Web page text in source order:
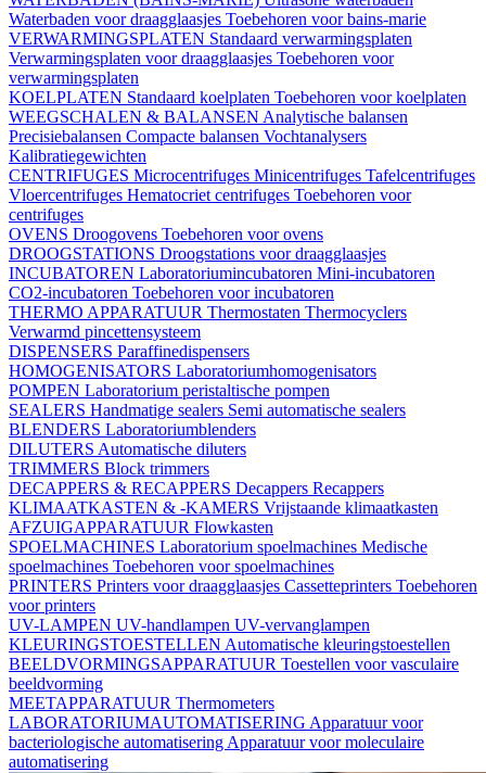
Waterbaden voor draagglaasjes Toebehoren voor bains-marie
VERWARMINGSPLATEN Standaard verwarmingsplaten
Verwarmingsplaten voor draagglaasjes Toebehoren voor
verwarmingsplaten
KOELPLATEN Standaard koelplaten Toebehoren voor koelplaten
WEEGSCHALEN & BALANSEN Analytische balansen
Precisiebalansen Compacte balansen Vochtanalysers
Kalibratiegewichten
CENTRIFUGES Microcentrifuges Minicentrifuges Tafelcentrifuges
Vloercentrifuges Hematocriet centrifuges Toebehoren voor
centrifuges
OVENS Droogovens Toebehoren voor ovens
DROOGSTATIONS Droogstations voor draagglaasjes
INCUBATOREN Laboratoriumincubatoren Mini-incubatoren
CO2-incubatoren Toebehoren voor incubatoren
THERMO APPARATUUR Thermostaten Thermocyclers
Verwarmd pincettensysteem
DISPENSERS Paraffinedispensers
HOMOGENISATORS Laboratoriumhomogenisators
POMPEN Laboratorium peristaltische pompen
SEALERS Handmatige sealers Semi automatische sealers
BLENDERS Laboratoriumblenders
DILUTERS Automatische diluters
TRIMMERS Block trimmers
DECAPPERS & RECAPPERS Decappers Recappers
KLIMAATKASTEN & -KAMERS Vrijstaande klimaatkasten
AFZUIGAPPARATUUR Flowkasten
SPOELMACHINES Laboratorium spoelmachines Medische
spoelmachines Toebehoren voor spoelmachines
PRINTERS Printers voor draagglaasjes Cassetteprinters Toebehoren
voor printers
UV-LAMPEN UV-handlampen UV-vervanglampen
KLEURINGSTOESTELLEN Automatische kleuringstoestellen
BEELDVORMINGSAPPARATUUR Toestellen voor vasculaire
beeldvorming
MEETAPPARATUUR Thermometers
LABORATORIUMAUTOMATISERING Apparatuur voor
bacteriologische automatisering Apparatuur voor moleculaire
automatisering